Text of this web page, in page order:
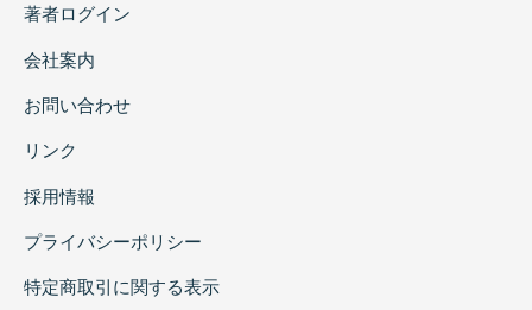
著者ログイン
会社案内
お問い合わせ
リンク
採用情報
プライバシーポリシー
特定商取引に関する表示